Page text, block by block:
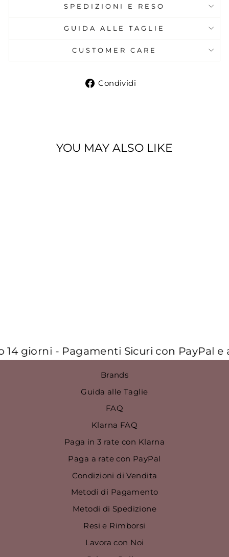
SPEDIZIONI E RESO
GUIDA ALLE TAGLIE
CUSTOMER CARE
Condividi
YOU MAY ALSO LIKE
- Pagamenti Sicuri con PayPal e a
Brands
Guida alle Taglie
FAQ
Klarna FAQ
Paga in 3 rate con Klarna
Paga a rate con PayPal
Condizioni di Vendita
Metodi di Pagamento
Metodi di Spedizione
Resi e Rimborsi
Lavora con Noi